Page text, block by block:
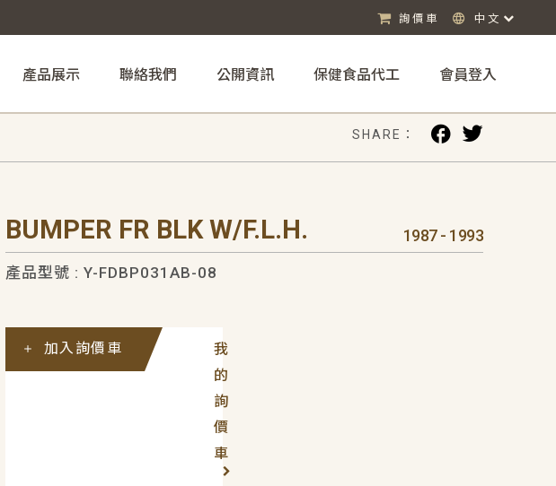
詢價車 中文
產品展示 聯絡我們 公開資訊 保健食品代工 會員登入
SHARE：
BUMPER FR BLK W/F.L.H. 1987 - 1993
產品型號 : Y-FDBP031AB-08
我
的
詢
價
車
加入詢價車